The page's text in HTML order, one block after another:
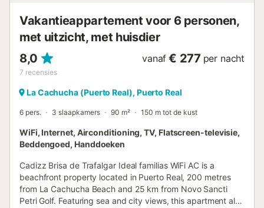
Vakantieappartement voor 6 personen,
met uitzicht, met huisdier
8,0
7 recensies
vanaf € 277 per nacht
La Cachucha (Puerto Real), Puerto Real
6 pers. 3 slaapkamers 90 m² 150 m tot de kust
WiFi, Internet, Airconditioning, TV, Flatscreen-televisie,
Beddengoed, Handdoeken
Cadizz Brisa de Trafalgar Ideal familias WiFi AC is a
beachfront property located in Puerto Real, 200 metres
from La Cachucha Beach and 25 km from Novo Sancti
Petri Golf. Featuring sea and city views, this apartment also